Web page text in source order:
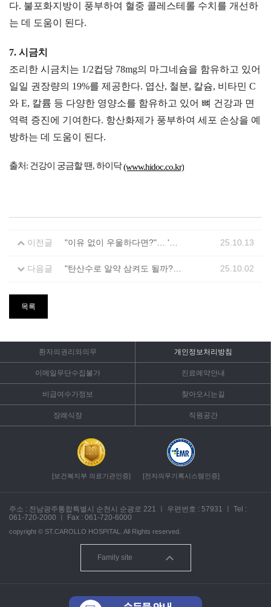
다. 불포화지방이 풍부하여 혈중 콜레스테롤 수치를 개선하
는 데 도움이 된다.
7. 시금치
조리한 시금치는 1/2컵당 78mg의 마그네슘을 함유하고 있어
일일 권장량의 19%를 제공한다. 엽산, 철분, 칼슘, 비타민 C
와 E, 칼륨 등 다양한 영양소를 함유하고 있어 뼈 건강과 면
역력 증진에 기여한다. 항산화제가 풍부하여 세포 손상을 예
방하는 데 도움이 된다.
출처: 건강이 궁금할 땐, 하이닥(www.hidoc.co.kr)
이전글 "이유 없이 우울하다면?"… '행복 호르몬' 유발 음식 5가지 25.10.13
다음글 "탄산수로 알약 삼켜도 될까?"... 탄산음료로 삼키면 안 되는 약 6가지 25.10.02
목록
환자의권리와의무 개인정보처리방침
이메일무단수집불가 진료예약안내
비급여수가정보 찾아오시는길
장례식장 직원공간
[보건복지부 의료기관인증] [전자의무기록시스템인증]
Family site
주소 : 전남광주통합특별시 순천시 순광로 221 우편번호 : 57931
Tel :
061-720-2000
Fax : 061-720-6000
copyright © ST.CAROLLO HOSPITAL. All Rights reserved.